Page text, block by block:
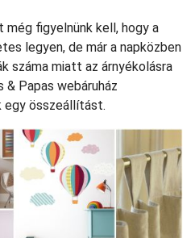
figyelnünk kell, hogy a
legyen, de már a napközben
száma miatt az árnyékolásra
& Papas webáruház
összeállítást.